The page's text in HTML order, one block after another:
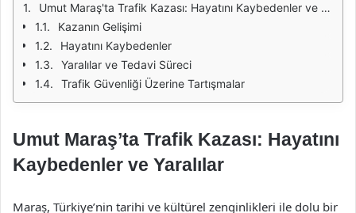
Umut Maraş'ta Trafik Kazası: Hayatını Kaybedenler ve Yaralılar
Kazanın Gelişimi
Hayatını Kaybedenler
Yaralılar ve Tedavi Süreci
Trafik Güvenliği Üzerine Tartışmalar
Umut Maraş’ta Trafik Kazası: Hayatını
Kaybedenler ve Yaralılar
Maraş, Türkiye’nin tarihi ve kültürel zenginlikleri ile dolu bir